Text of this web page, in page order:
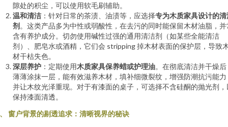
隙处的积尘，可以使用软毛刷辅助。
温和清洁 ：针对日常的茶渍、油渍等，应选择专为木质家具设计的清
剂。这类产品多为中性或弱酸性，在去污的同时能保留木材油脂，并
含有养护成分。切勿使用碱性过强的通用清洁剂（如某些全能清洁
剂）、肥皂水或酒精，它们会 stripping 掉木材表面的保护层，导致
材干枯失色。
深层养护 ：定期使用木质家具保养蜡或护理油。在彻底清洁并干燥后
薄薄涂抹一层，能有效滋养木材，填补细微裂纹，增强防潮抗污能力
并让木纹光泽重现。对于有漆面的桌子，可选择不含硅酮的抛光剂，
保持漆面清透。
窗户背景的剔透追求：清晰视界的秘诀